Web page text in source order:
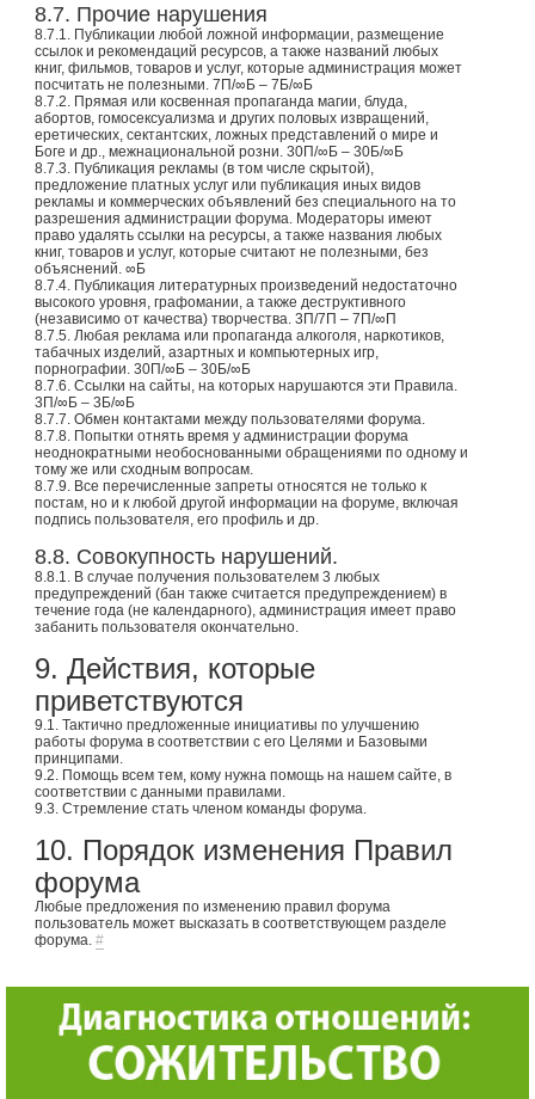
8.7. Прочие нарушения
8.7.1. Публикации любой ложной информации, размещение
ссылок и рекомендаций ресурсов, а также названий любых
книг, фильмов, товаров и услуг, которые администрация может
посчитать не полезными. 7П/∞Б – 7Б/∞Б
8.7.2. Прямая или косвенная пропаганда магии, блуда,
абортов, гомосексуализма и других половых извращений,
еретических, сектантских, ложных представлений о мире и
Боге и др., межнациональной розни. 30П/∞Б – 30Б/∞Б
8.7.3. Публикация рекламы (в том числе скрытой),
предложение платных услуг или публикация иных видов
рекламы и коммерческих объявлений без специального на то
разрешения администрации форума. Модераторы имеют
право удалять ссылки на ресурсы, а также названия любых
книг, товаров и услуг, которые считают не полезными, без
объяснений. ∞Б
8.7.4. Публикация литературных произведений недостаточно
высокого уровня, графомании, а также деструктивного
(независимо от качества) творчества. 3П/7П – 7П/∞П
8.7.5. Любая реклама или пропаганда алкоголя, наркотиков,
табачных изделий, азартных и компьютерных игр,
порнографии. 30П/∞Б – 30Б/∞Б
8.7.6. Ссылки на сайты, на которых нарушаются эти Правила.
3П/∞Б – 3Б/∞Б
8.7.7. Обмен контактами между пользователями форума.
8.7.8. Попытки отнять время у администрации форума
неоднократными необоснованными обращениями по одному и
тому же или сходным вопросам.
8.7.9. Все перечисленные запреты относятся не только к
постам, но и к любой другой информации на форуме, включая
подпись пользователя, его профиль и др.
8.8. Совокупность нарушений.
8.8.1. В случае получения пользователем 3 любых
предупреждений (бан также считается предупреждением) в
течение года (не календарного), администрация имеет право
забанить пользователя окончательно.
9. Действия, которые
приветствуются
9.1. Тактично предложенные инициативы по улучшению
работы форума в соответствии с его Целями и Базовыми
принципами.
9.2. Помощь всем тем, кому нужна помощь на нашем сайте, в
соответствии с данными правилами.
9.3. Стремление стать членом команды форума.
10. Порядок изменения Правил
форума
Любые предложения по изменению правил форума
пользователь может высказать в соответствующем разделе
форума. #